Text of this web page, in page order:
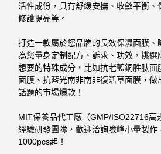
活性成份，具有舒緩安撫、收斂平衡、
修護提亮等。
打造一款屬於您品牌的長效保濕面膜、
為您量身定制配方、訴求、功效，挑選
想要的特殊成分，比如抗老藍銅胜肽面
面膜、抗藍光南非南非復活草面膜，做
話題的市場爆款！
MIT保養品代工廠（GMP/ISO22716高
經驗研發團隊，歡迎洽詢險峰小量製作
1000pcs起！